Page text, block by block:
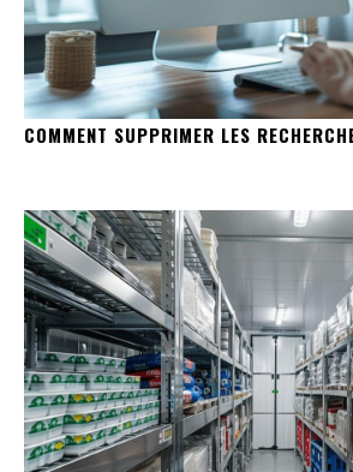
COMMENT SUPPRIMER LES